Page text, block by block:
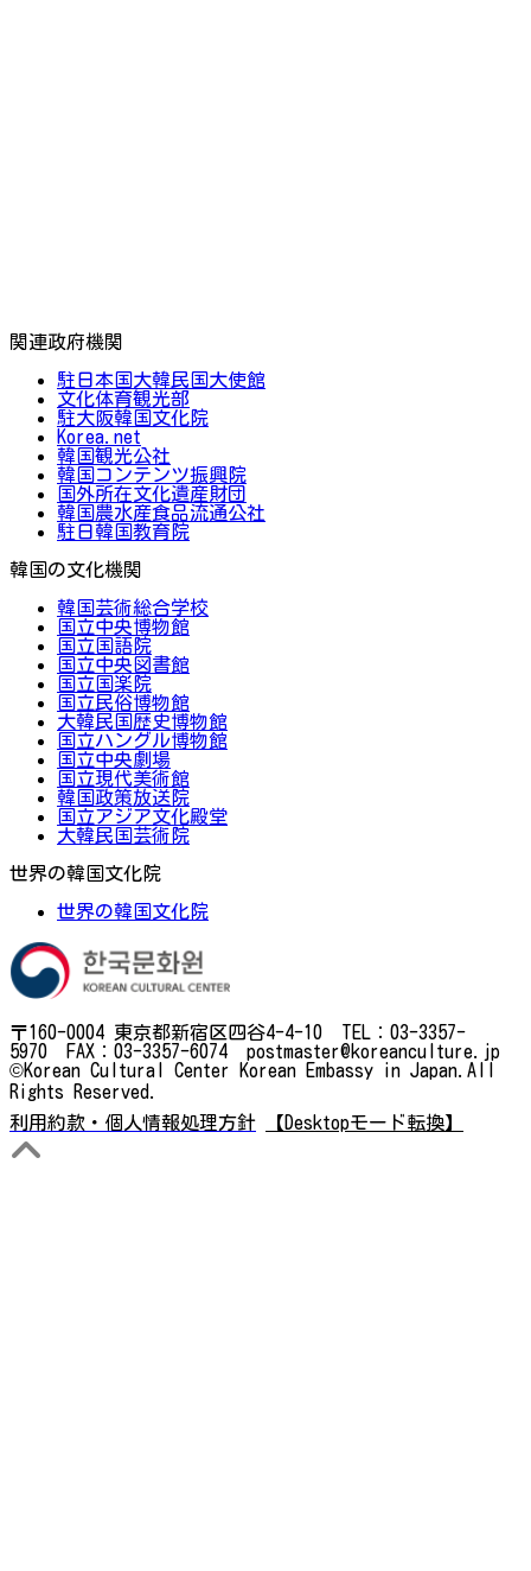
関連政府機関
駐日本国大韓民国大使館
文化体育観光部
駐大阪韓国文化院
Korea.net
韓国観光公社
韓国コンテンツ振興院
国外所在文化遺産財団
韓国農水産食品流通公社
駐日韓国教育院
韓国の文化機関
韓国芸術総合学校
国立中央博物館
国立国語院
国立中央図書館
国立国楽院
国立民俗博物館
大韓民国歴史博物館
国立ハングル博物館
国立中央劇場
国立現代美術館
韓国政策放送院
国立アジア文化殿堂
大韓民国芸術院
世界の韓国文化院
世界の韓国文化院
〒160-0004 東京都新宿区四谷4-4-10 TEL：03-3357-
5970 FAX：03-3357-6074 postmaster@koreanculture.jp
©Korean Cultural Center Korean Embassy in Japan.All
Rights Reserved.
利用約款・個人情報処理方針
【Desktopモード転換】